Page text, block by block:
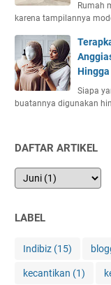
Rumah
karena tampilannya
Siapa
buatannya digunakan
DAFTAR ARTIKEL
LABEL
Indibiz (15)
kecantikan (1)